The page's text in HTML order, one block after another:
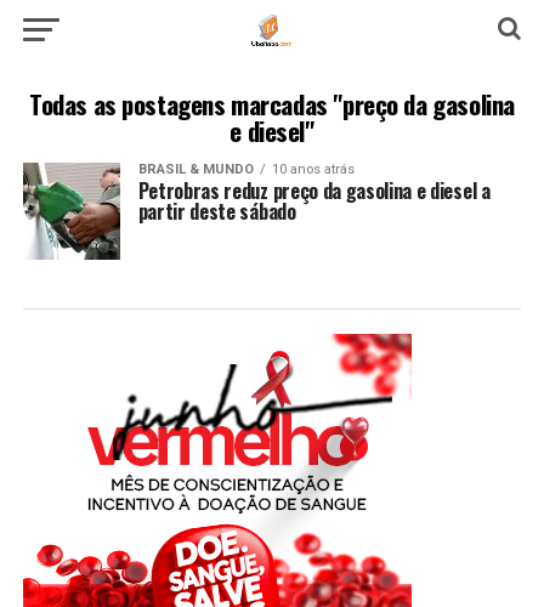
Todas as postagens marcadas "preço da gasolina
e diesel"
BRASIL & MUNDO 10 anos atrás
Petrobras reduz preço da gasolina e diesel a
partir deste sábado